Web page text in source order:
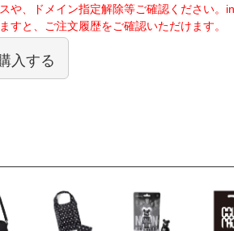
や、ドメイン指定解除等ご確認ください。
すと、ご注文履歴をご確認いただけます。
入する